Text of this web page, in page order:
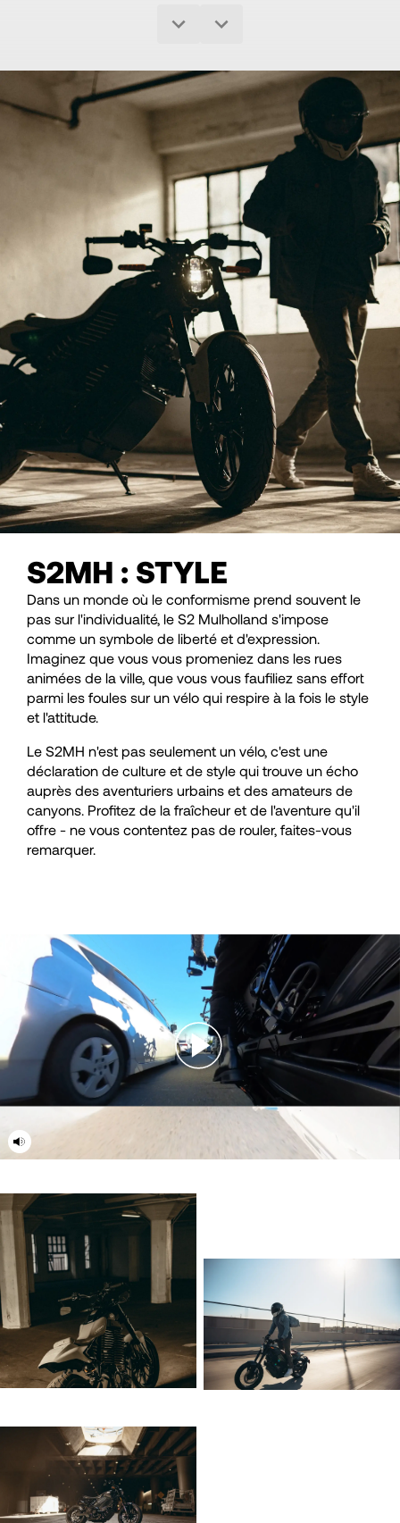
S2MH : STYLE
Dans un monde où le conformisme prend souvent le
pas sur l'individualité, le S2 Mulholland s'impose
comme un symbole de liberté et d'expression.
Imaginez que vous vous promeniez dans les rues
animées de la ville, que vous vous faufiliez sans effort
parmi les foules sur un vélo qui respire à la fois le style
et l'attitude.
Le S2MH n'est pas seulement un vélo, c'est une
déclaration de culture et de style qui trouve un écho
auprès des aventuriers urbains et des amateurs de
canyons. Profitez de la fraîcheur et de l'aventure qu'il
offre - ne vous contentez pas de rouler, faites-vous
remarquer.